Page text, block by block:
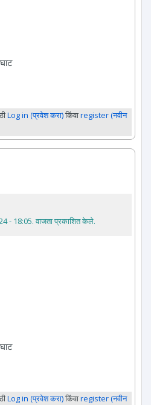
Log in (प्रवेश करा)किंवाregister (नवीन
- 18:05. वाजता प्रकाशित केले.
Log in (प्रवेश करा)किंवाregister (नवीन